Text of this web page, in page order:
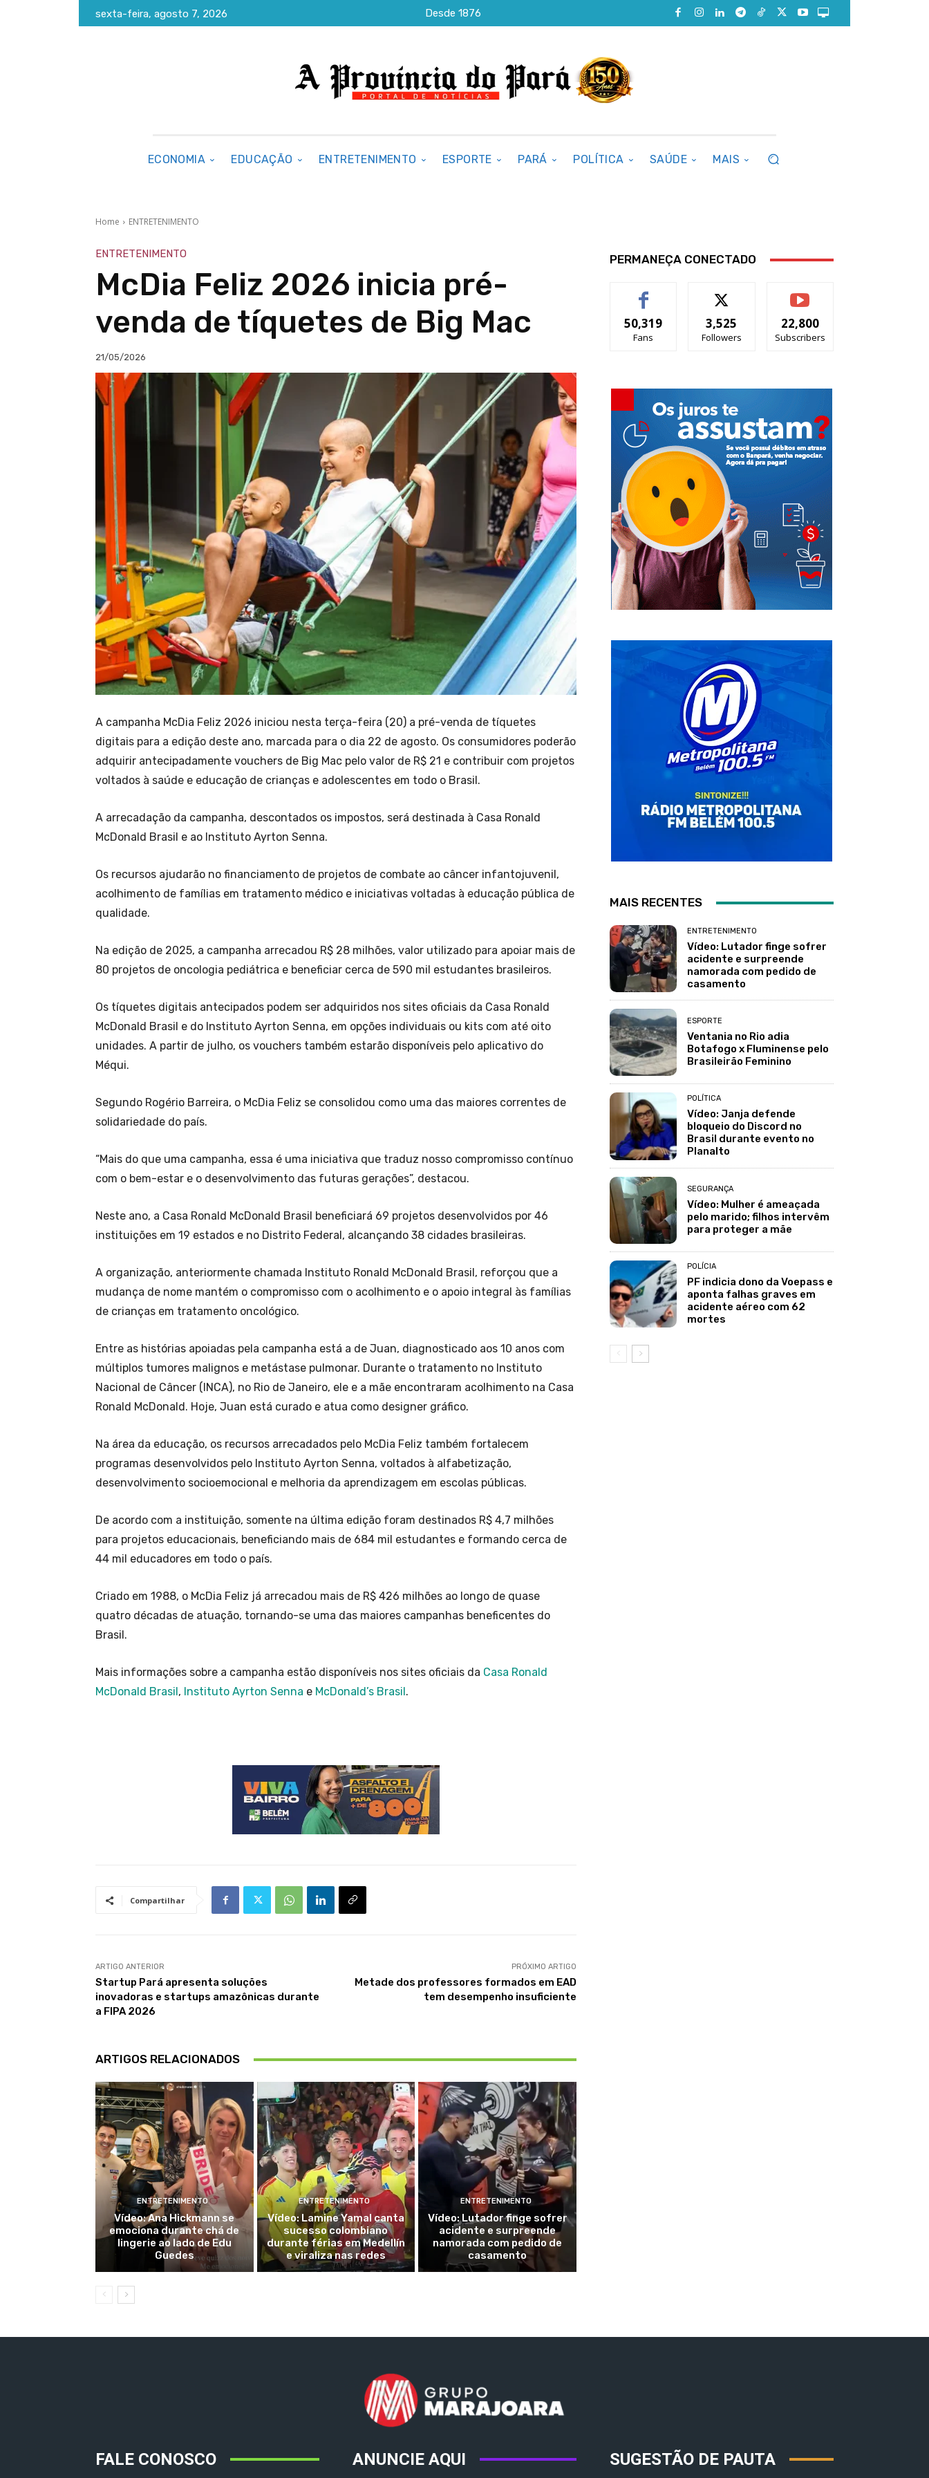
sexta-feira, agosto 7, 2026 Desde 1876
ECONOMIA EDUCAÇÃO ENTRETENIMENTO ESPORTE PARÁ POLÍTICA SAÚDE MAIS
Home ENTRETENIMENTO
ENTRETENIMENTO
McDia Feliz 2026 inicia pré-
venda de tíquetes de Big Mac
21/05/2026
A campanha McDia Feliz 2026 iniciou nesta terça-feira (20) a pré-venda de tíquetes
digitais para a edição deste ano, marcada para o dia 22 de agosto. Os consumidores poderão
adquirir antecipadamente vouchers de Big Mac pelo valor de R$ 21 e contribuir com projetos
voltados à saúde e educação de crianças e adolescentes em todo o Brasil.
A arrecadação da campanha, descontados os impostos, será destinada à Casa Ronald
McDonald Brasil e ao Instituto Ayrton Senna.
Os recursos ajudarão no financiamento de projetos de combate ao câncer infantojuvenil,
acolhimento de famílias em tratamento médico e iniciativas voltadas à educação pública de
qualidade.
Na edição de 2025, a campanha arrecadou R$ 28 milhões, valor utilizado para apoiar mais de
80 projetos de oncologia pediátrica e beneficiar cerca de 590 mil estudantes brasileiros.
Os tíquetes digitais antecipados podem ser adquiridos nos sites oficiais da Casa Ronald
McDonald Brasil e do Instituto Ayrton Senna, em opções individuais ou kits com até oito
unidades. A partir de julho, os vouchers também estarão disponíveis pelo aplicativo do
Méqui.
Segundo Rogério Barreira, o McDia Feliz se consolidou como uma das maiores correntes de
solidariedade do país.
“Mais do que uma campanha, essa é uma iniciativa que traduz nosso compromisso contínuo
com o bem-estar e o desenvolvimento das futuras gerações”, destacou.
Neste ano, a Casa Ronald McDonald Brasil beneficiará 69 projetos desenvolvidos por 46
instituições em 19 estados e no Distrito Federal, alcançando 38 cidades brasileiras.
A organização, anteriormente chamada Instituto Ronald McDonald Brasil, reforçou que a
mudança de nome mantém o compromisso com o acolhimento e o apoio integral às famílias
de crianças em tratamento oncológico.
Entre as histórias apoiadas pela campanha está a de Juan, diagnosticado aos 10 anos com
múltiplos tumores malignos e metástase pulmonar. Durante o tratamento no Instituto
Nacional de Câncer (INCA), no Rio de Janeiro, ele e a mãe encontraram acolhimento na Casa
Ronald McDonald. Hoje, Juan está curado e atua como designer gráfico.
Na área da educação, os recursos arrecadados pelo McDia Feliz também fortalecem
programas desenvolvidos pelo Instituto Ayrton Senna, voltados à alfabetização,
desenvolvimento socioemocional e melhoria da aprendizagem em escolas públicas.
De acordo com a instituição, somente na última edição foram destinados R$ 4,7 milhões
para projetos educacionais, beneficiando mais de 684 mil estudantes e formando cerca de
44 mil educadores em todo o país.
Criado em 1988, o McDia Feliz já arrecadou mais de R$ 426 milhões ao longo de quase
quatro décadas de atuação, tornando-se uma das maiores campanhas beneficentes do
Brasil.
Mais informações sobre a campanha estão disponíveis nos sites oficiais da Casa Ronald
McDonald Brasil, Instituto Ayrton Senna e McDonald’s Brasil.
Compartilhar
ARTIGO ANTERIOR
Startup Pará apresenta soluções
inovadoras e startups amazônicas durante
a FIPA 2026
PRÓXIMO ARTIGO
Metade dos professores formados em EAD
tem desempenho insuficiente
ARTIGOS RELACIONADOS
ENTRETENIMENTO
Vídeo: Ana Hickmann se
emociona durante chá de
lingerie ao lado de Edu
Guedes
ENTRETENIMENTO
Vídeo: Lamine Yamal canta
sucesso colombiano
durante férias em Medellín
e viraliza nas redes
ENTRETENIMENTO
Vídeo: Lutador finge sofrer
acidente e surpreende
namorada com pedido de
casamento
PERMANEÇA CONECTADO
50,319
Fans
3,525
Followers
22,800
Subscribers
MAIS RECENTES
ENTRETENIMENTO
Vídeo: Lutador finge sofrer
acidente e surpreende
namorada com pedido de
casamento
ESPORTE
Ventania no Rio adia
Botafogo x Fluminense pelo
Brasileirão Feminino
POLÍTICA
Vídeo: Janja defende
bloqueio do Discord no
Brasil durante evento no
Planalto
SEGURANÇA
Vídeo: Mulher é ameaçada
pelo marido; filhos intervêm
para proteger a mãe
POLÍCIA
PF indicia dono da Voepass e
aponta falhas graves em
acidente aéreo com 62
mortes
FALE CONOSCO ANUNCIE AQUI SUGESTÃO DE PAUTA